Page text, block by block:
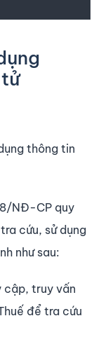
thông tin
NĐ-CP quy
cứu, sử dụng
như sau:
cập, truy vấn
để tra cứu